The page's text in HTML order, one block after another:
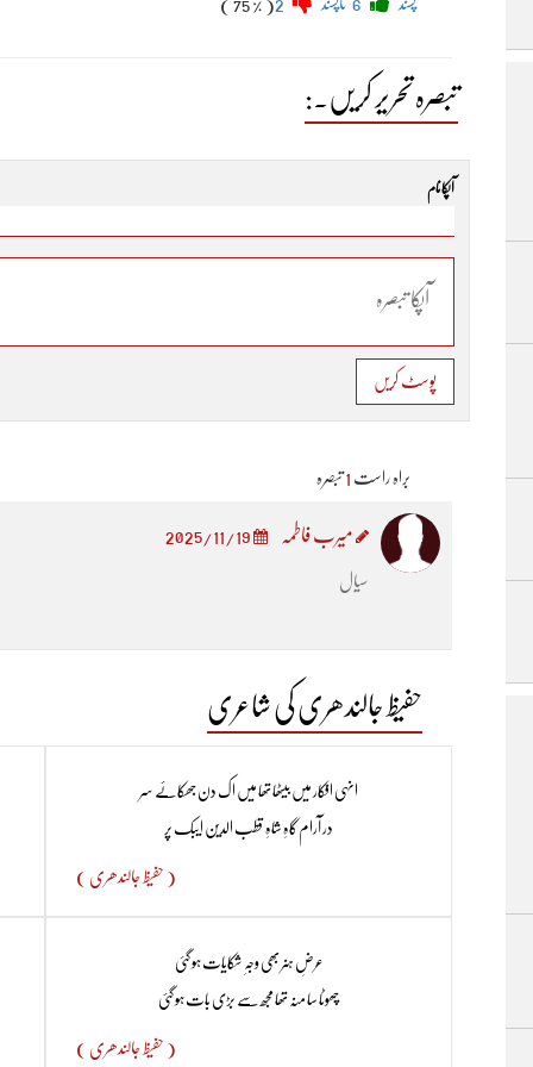
پسند ناپسند ( 75 % )
تبصرہ تحریر کریں۔:
آپکا نام
پوسٹ کریں
براہ راست 1 تبصرہ
میرب فاطمہ 2025/11/19
سیال
حفیظ جالندھری کی شاعری
انہی افکار میں بیٹھا تھا میں اک دن جھکائے سر
در آرام گاہِ شاہِ قطب الدین ایبک پر
( حفیظ جالندھری )
عرضِ ہنر بھی وجہِ شکایات ہو گئی
چھوٹا سا منہ تھا مجھ سے بڑی بات ہو گئی
( حفیظ جالندھری )